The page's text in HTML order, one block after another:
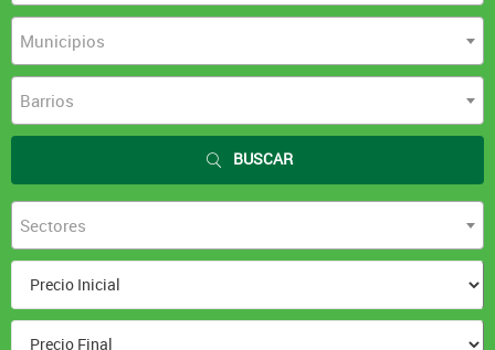
Municipios
Barrios
BUSCAR
Sectores